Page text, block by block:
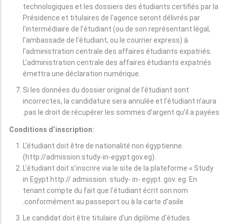
technologiques et les dossiers des étudiants certifiés par la
Présidence et titulaires de l'agence seront délivrés par
l'intermédiaire de l'étudiant (ou de son représentant légal,
l'ambassade de l'étudiant, ou le courrier express) à
l'administration centrale des affaires étudiants expatriés.
L'administration centrale des affaires étudiants expatriés
émettra une déclaration numérique.
Si les données du dossier original de l’étudiant sont
incorrectes, la candidature sera annulée et l’étudiant n’aura
pas le droit de récupérer les sommes d’argent qu’il a payées.
Conditions d’inscription:
L’étudiant doit être de nationalité non égyptienne.
(http://admission.study-in-egypt.gov.eg).
L'étudiant doit s’inscrire via le site de la plateforme « Study
in Egypt http:// admission. study- in- egypt. gov. eg. En
tenant compte du fait que l'étudiant écrit son nom
conformément au passeport ou à la carte d'asile.
Le candidat doit être titulaire d'un diplôme d'études